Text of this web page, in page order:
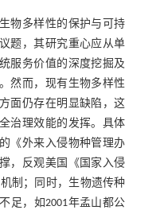
物多样性的保护与可持
题，其研究重心应从单
服务价值的深度挖掘及
然而，现有生物多样性
面仍存在明显缺陷，这
治理效能的发挥。具体
《外来入侵物种管理办
，反观美国《国家入侵
制；同时，生物遗传种
足，如2001年孟山都公